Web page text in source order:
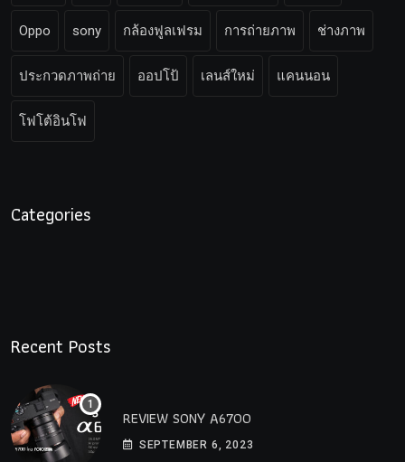
Oppo sony กล้องฟูลเฟรม การถ่ายภาพ ช่างภาพ
ประกวดภาพถ่าย ออปโป้ เลนส์ใหม่ แคนนอน
โฟโต้อินโฟ
Categories
Recent Posts
REVIEW SONY A6700
SEPTEMBER 6, 2023